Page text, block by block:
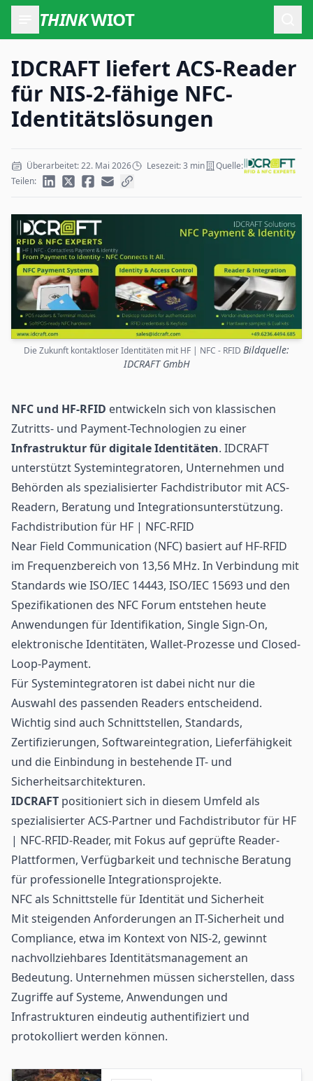
THINKWIOT
IDCRAFT liefert ACS-Reader
für NIS-2-fähige NFC-
Identitätslösungen
Überarbeitet: 22. Mai 2026 Lesezeit: 3 min
Quelle:
Teilen:
Die Zukunft kontaktloser Identitäten mit HF | NFC - RFID Bildquelle:
IDCRAFT GmbH
NFC und HF-RFID entwickeln sich von klassischen
Zutritts- und Payment-Technologien zu einer
Infrastruktur für digitale Identitäten. IDCRAFT
unterstützt Systemintegratoren, Unternehmen und
Behörden als spezialisierter Fachdistributor mit ACS-
Readern, Beratung und Integrationsunterstützung.
Fachdistribution für HF | NFC-RFID
Near Field Communication (NFC) basiert auf HF-RFID
im Frequenzbereich von 13,56 MHz. In Verbindung mit
Standards wie ISO/IEC 14443, ISO/IEC 15693 und den
Spezifikationen des NFC Forum entstehen heute
Anwendungen für Identifikation, Single Sign-On,
elektronische Identitäten, Wallet-Prozesse und Closed-
Loop-Payment.
Für Systemintegratoren ist dabei nicht nur die
Auswahl des passenden Readers entscheidend.
Wichtig sind auch Schnittstellen, Standards,
Zertifizierungen, Softwareintegration, Lieferfähigkeit
und die Einbindung in bestehende IT- und
Sicherheitsarchitekturen.
IDCRAFT positioniert sich in diesem Umfeld als
spezialisierter ACS-Partner und Fachdistributor für HF
| NFC-RFID-Reader, mit Fokus auf geprüfte Reader-
Plattformen, Verfügbarkeit und technische Beratung
für professionelle Integrationsprojekte.
NFC als Schnittstelle für Identität und Sicherheit
Mit steigenden Anforderungen an IT-Sicherheit und
Compliance, etwa im Kontext von NIS-2, gewinnt
nachvollziehbares Identitätsmanagement an
Bedeutung. Unternehmen müssen sicherstellen, dass
Zugriffe auf Systeme, Anwendungen und
Infrastrukturen eindeutig authentifiziert und
protokolliert werden können.